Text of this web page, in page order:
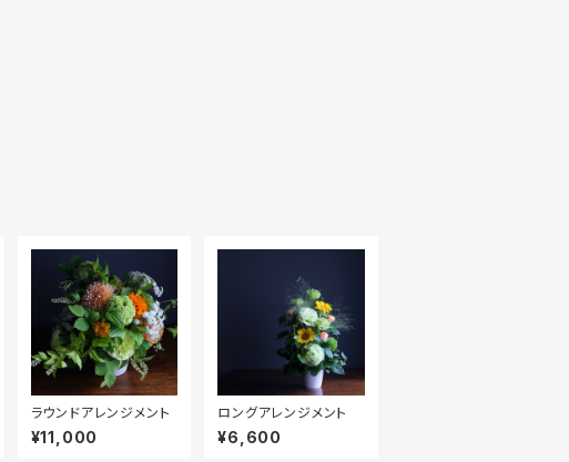
ラウンドアレンジメント
¥11,000
ロングアレンジメント
¥6,600